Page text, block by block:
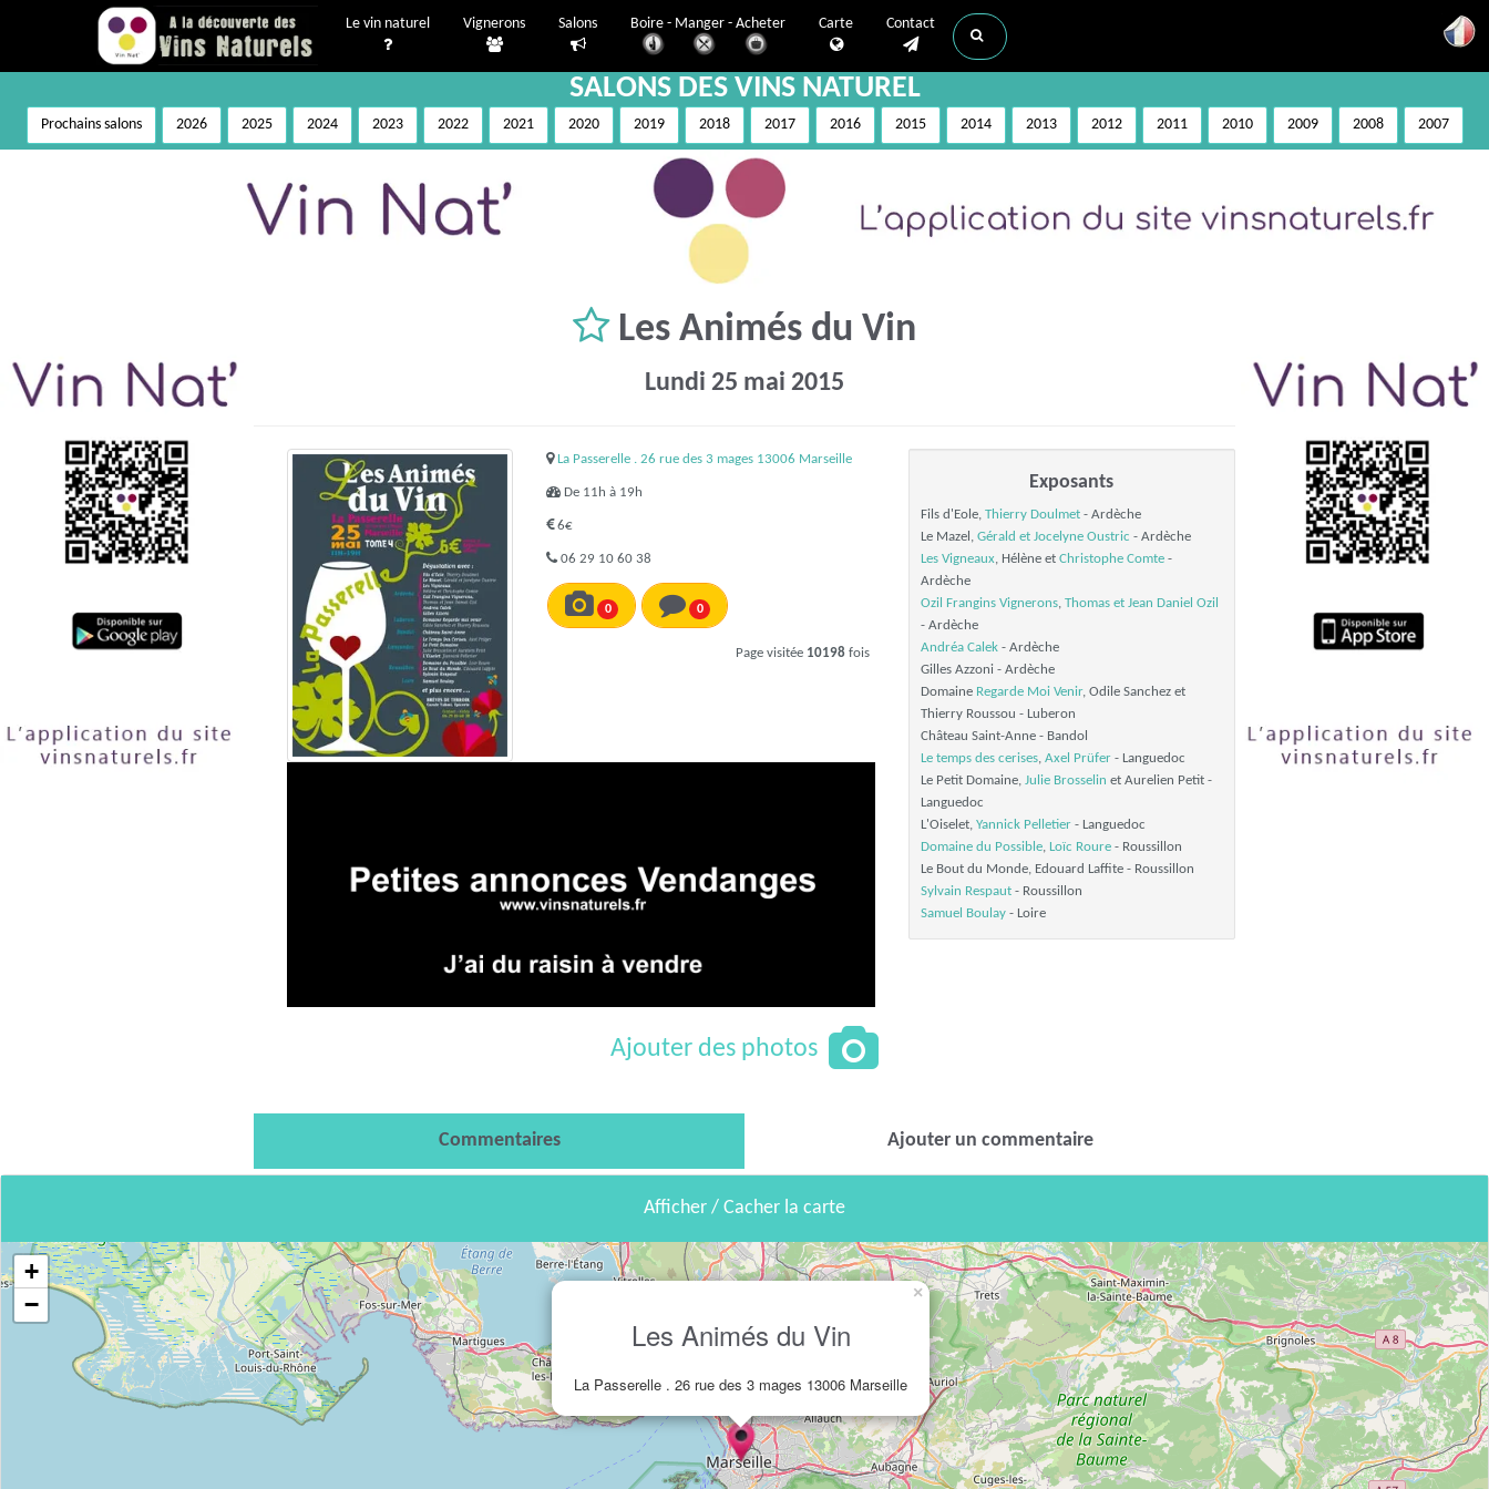
Le vin naturel Vignerons Salons Boire - Manger - Acheter Carte Contact
SALONS DES VINS NATUREL
Prochains salons 2026 2025 2024 2023 2022 2021 2020 2019 2018 2017 2016 2015 2014 2013 2012 2011 2010 2009 2008 2007
Les Animés du Vin
Lundi 25 mai 2015
La Passerelle . 26 rue des 3 mages 13006 Marseille
De 11h à 19h
6€
06 29 10 60 38
0 0
Page visitée 10198fois
Exposants
Fils d'Eole, Thierry Doulmet- Ardèche
Le Mazel, Gérald et Jocelyne Oustric - Ardèche
Les Vigneaux, Hélène et Christophe Comte-
Ardèche
Ozil Frangins Vignerons, Thomas et Jean Daniel Ozil
- Ardèche
Andréa Calek- Ardèche
Gilles Azzoni - Ardèche
Domaine Regarde Moi Venir, Odile Sanchez et
Thierry Roussou - Luberon
Château Saint-Anne - Bandol
Le temps des cerises, Axel Prüfer- Languedoc
Le Petit Domaine, Julie Brosselin et Aurelien Petit -
Languedoc
L'Oiselet, Yannick Pelletier- Languedoc
Domaine du Possible, Loïc Roure- Roussillon
Le Bout du Monde, Edouard Laffite - Roussillon
Sylvain Respaut- Roussillon
Samuel Boulay- Loire
Ajouter des photos
Commentaires Ajouter un commentaire
Afficher / Cacher la carte
Les Animés du Vin
La Passerelle . 26 rue des 3 mages 13006 Marseille
×
+
−